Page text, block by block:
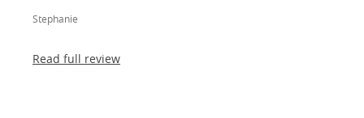
Stephanie
Read full review